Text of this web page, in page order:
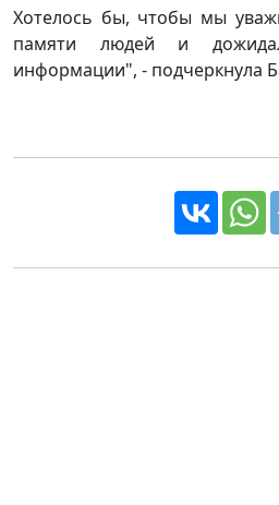
Хотелось бы, чтобы мы
памяти людей и
информации", - подчеркнула